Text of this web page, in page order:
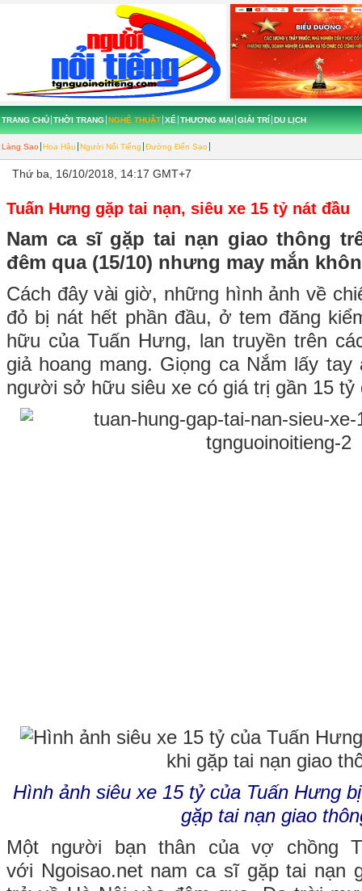
TRANG CHỦ THỜI TRANG NGHỆ THUẬT
Làng Sao Hoa Hậu Người Nổi Tiếng Đường Đến Sao
XẾ THƯƠNG MẠI GIẢI TRÍ DU LỊCH
Thứ ba, 16/10/2018, 14:17 GMT+7
Tuấn Hưng gặp tai nạn, siêu xe 15 tỷ nát đầu
Nam ca sĩ gặp tai nạn giao thông
đêm qua (15/10) nhưng may mắn
Cách đây vài giờ, những hình ảnh về
đỏ bị nát hết phần đầu, ở tem đăng
hữu của Tuấn Hưng, lan truyền trên
giả hoang mang. Giọng ca Nắm lấy
người sở hữu siêu xe có giá trị gần 15 tỷ
Hình ảnh siêu xe 15 tỷ của Tuấn Hưng
gặp tai nạn giao
Một người bạn thân của vợ chồng
với Ngoisao.net nam ca sĩ gặp tai nạn